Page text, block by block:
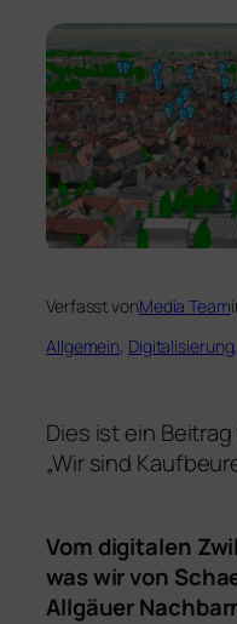
Verfasst vonMedia Team
Allgemein, Digitalisierung,
Dies ist ein
„Wir sind
Vom digitalen
was wir von
Allgäuer